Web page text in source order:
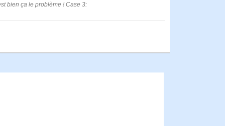
bien ça le problème ! Case 3: